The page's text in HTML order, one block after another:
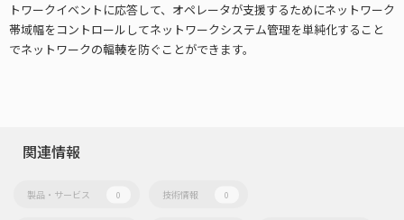
トワークイベントに応答して、オペレータが支援するためにネットワーク
帯域幅をコントロールしてネットワークシステム管理を単純化すること
でネットワークの輻輳を防ぐことができます。
関連情報
製品・サービス 0 技術情報 0